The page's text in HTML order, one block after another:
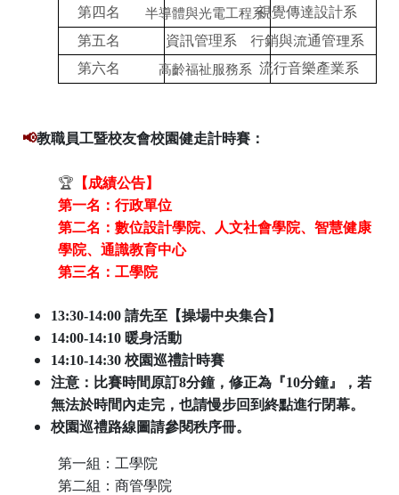
第四名
半導體與光電工程系視覺傳達設計系
第五名
資訊管理系
行銷與流通管理系
第六名
高齡福祉服務系 流行音樂產業系
📢教職員工暨校友會校園健走計時賽：
🏆 【成績公告】
第一名：行政單位
第二名： 數位設計學院、人文社會學院、智慧健康
學院、通識教育中心
第三名：工學院
13:30-14:00 請先至【操場中央集合】
14:00-14:10 暖身活動
14:10-14:30 校園巡禮計時賽
注意：比賽時間原訂8分鐘，修正為『10分鐘』，若
無法於時間內走完，也請慢步回到終點進行閉幕。
校園巡禮路線圖請參閱秩序冊。
第一組：工學院
第二組：商管學院